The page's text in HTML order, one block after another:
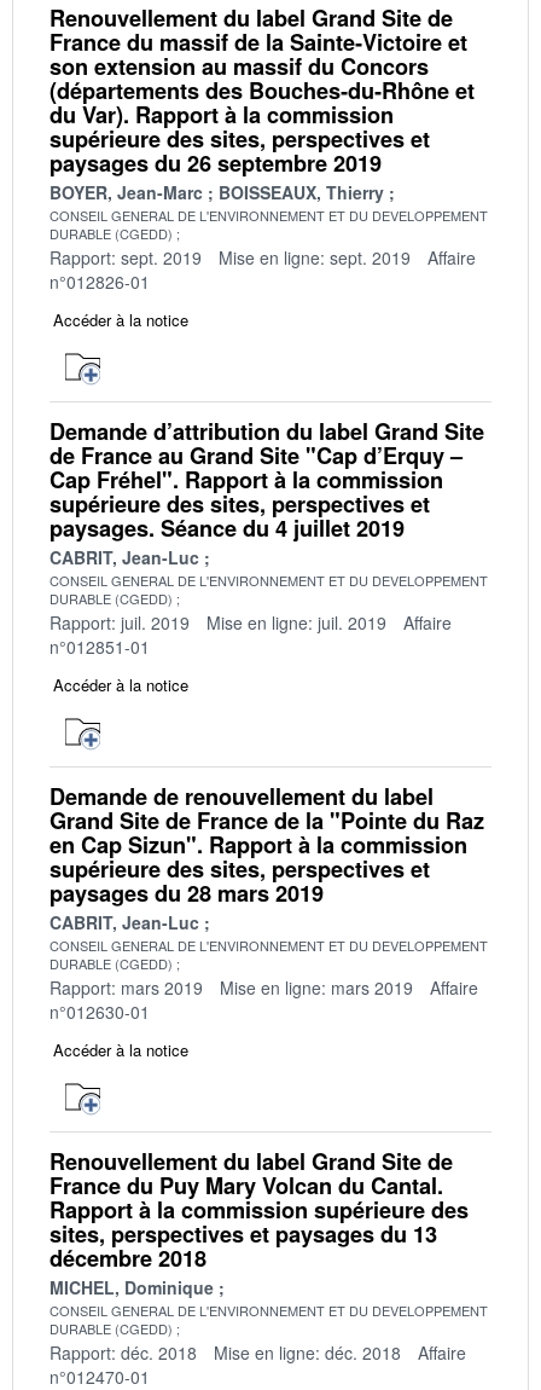
Renouvellement du label Grand Site de
France du massif de la Sainte‐Victoire et
son extension au massif du Concors
(départements des Bouches‐du‐Rhône et
du Var). Rapport à la commission
supérieure des sites, perspectives et
paysages du 26 septembre 2019
BOYER, Jean-Marc BOISSEAUX, Thierry
CONSEIL GENERAL DE L'ENVIRONNEMENT ET DU DEVELOPPEMENT
DURABLE (CGEDD)
Rapport: sept. 2019 Mise en ligne: sept. 2019
Affaire
n°012826-01
Accéder à la notice
Demande d’attribution du label Grand Site
de France au Grand Site "Cap d’Erquy –
Cap Fréhel". Rapport à la commission
supérieure des sites, perspectives et
paysages. Séance du 4 juillet 2019
CABRIT, Jean-Luc
CONSEIL GENERAL DE L'ENVIRONNEMENT ET DU DEVELOPPEMENT
DURABLE (CGEDD)
Rapport: juil. 2019 Mise en ligne: juil. 2019
Affaire
n°012851-01
Accéder à la notice
Demande de renouvellement du label
Grand Site de France de la "Pointe du Raz
en Cap Sizun". Rapport à la commission
supérieure des sites, perspectives et
paysages du 28 mars 2019
CABRIT, Jean-Luc
CONSEIL GENERAL DE L'ENVIRONNEMENT ET DU DEVELOPPEMENT
DURABLE (CGEDD)
Rapport: mars 2019 Mise en ligne: mars 2019
Affaire
n°012630-01
Accéder à la notice
Renouvellement du label Grand Site de
France du Puy Mary Volcan du Cantal.
Rapport à la commission supérieure des
sites, perspectives et paysages du 13
décembre 2018
MICHEL, Dominique
CONSEIL GENERAL DE L'ENVIRONNEMENT ET DU DEVELOPPEMENT
DURABLE (CGEDD)
Rapport: déc. 2018 Mise en ligne: déc. 2018
Affaire
n°012470-01